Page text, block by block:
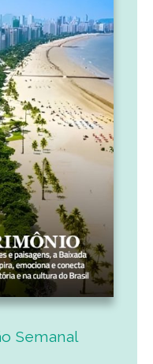
Semanal